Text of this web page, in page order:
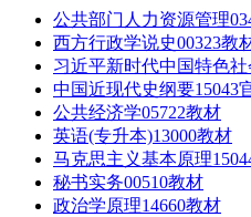
公共部门人力资源管理
西方行政学说史00323教
习近平新时代中国特色
中国近现代史纲要15043
公共经济学05722教材
英语(专升本)13000教材
马克思主义基本原理
秘书实务00510教材
政治学原理14660教材